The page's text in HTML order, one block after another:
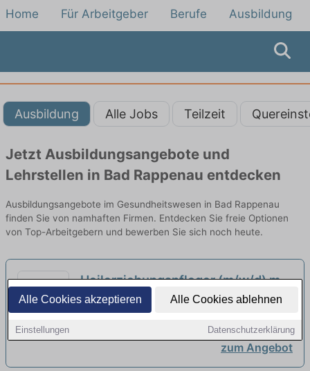
Alle Cookies akzeptieren Alle Cookies ablehnen
Einstellungen Datenschutzerklärung
Home Für Arbeitgeber Berufe Ausbildung
Ausbildung Alle Jobs Teilzeit
Jetzt Ausbildungsangebote und
Lehrstellen in Bad Rappenau entdecken
Ausbildungsangebote im Gesundheitswesen in Bad Rappenau
finden Sie von namhaften Firmen. Entdecken Sie freie Optionen
von Top-Arbeitgebern und bewerben Sie sich noch heute.
Heilerziehungspfleger (m/w/d) mit
Funktion als Mentor (m/w/d) in der
Praxisausbildung
Heilerziehungspflege und -
Habila GmbH | Sachsenheim
zum Angebot